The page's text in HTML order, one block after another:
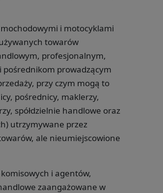
i motocyklami
towarów
profesjonalnym,
prowadzącym
przy czym mogą to
pośrednicy, maklerzy,
spółdzielnie handlowe oraz
utrzymywane przez
ale nieumiejscowione
i agentów,
zaangażowane w